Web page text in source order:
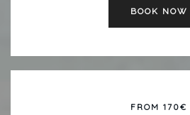
BOOK NOW
FROM 170€